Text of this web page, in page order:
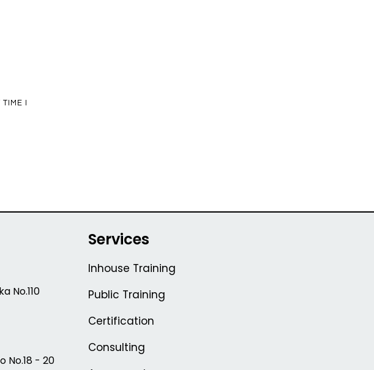
I
No.110
No.18 - 20
Services
Inhouse Training
Public Training
Certification
Consulting